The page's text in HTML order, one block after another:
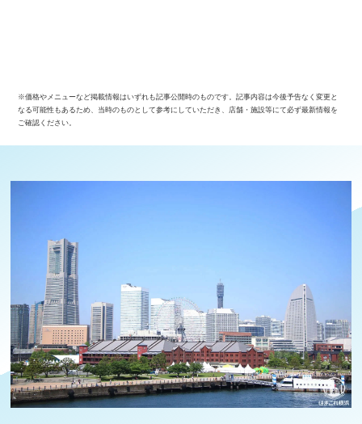
※価格やメニューなど掲載情報はいずれも記事公開時のものです。記事内容は今後予告なく変更と
なる可能性もあるため、当時のものとして参考にしていただき、店舗・施設等にて必ず最新情報を
ご確認ください。